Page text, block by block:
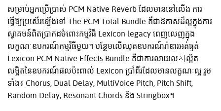
អ្នកជំនាញ
ករណីសិក្សា
បណ្ដុះបណ្ដាល
ការគាំទ្រ
សម្រាប់អ្នកប្រើប្រាស់ PCM Native Reverb ដែលមាននៅលេីង ការ
ធ្វើឱ្យប្រសើរឡើងទៅ The PCM Total Bundle គឺជាឱកាសដ៏ល្អក្នុងការ
ស្វាគមន៍ពិតប្រាកដចំពោះកម្មវិធី Lexicon legacy ពេញលេញក្នុង
លក្ខណៈឧបករណ៍កម្មវិធីមួយ។ បន្ថែមលើឈុតឧបករណ៍រ៉ាឌារអត់ធ្មត់
Lexicon PCM Native Effects Bundle គឺជាការលាយល치ល្អិត
លម្អិតនៃឧបករណ៍ផលប៉ះពាល់ Lexicon ប្រាំពីរដែលមានលក្ខណៈល្អ រួម
ទាំង៖ Chorus, Dual Delay, MultiVoice Pitch, Pitch Shift,
Random Delay, Resonant Chords និង Stringbox។